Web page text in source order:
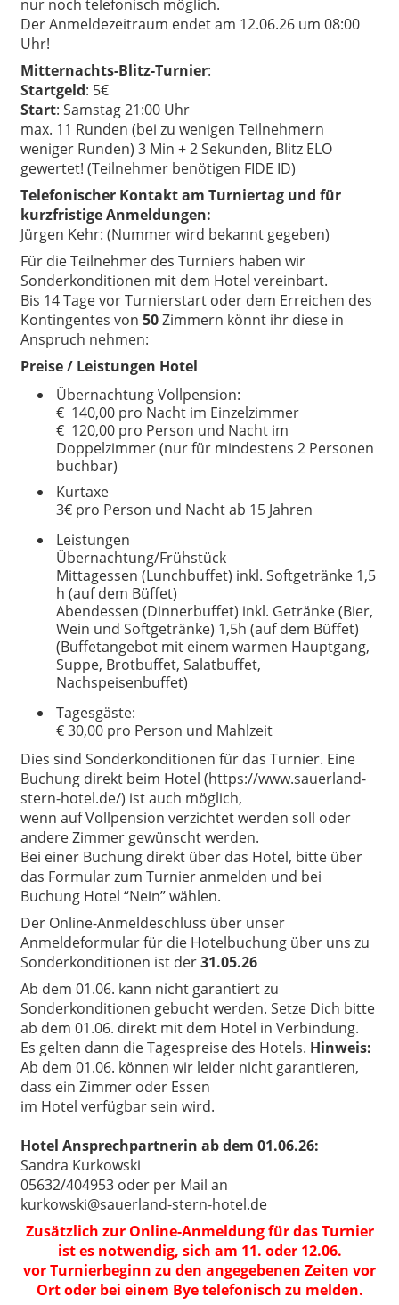
nur noch telefonisch möglich.
Der Anmeldezeitraum endet am 12.06.26 um 08:00
Uhr!
Mitternachts-Blitz-Turnier:
Startgeld: 5€
Start: Samstag 21:00 Uhr
max. 11 Runden (bei zu wenigen Teilnehmern
weniger Runden) 3 Min + 2 Sekunden, Blitz ELO
gewertet! (Teilnehmer benötigen FIDE ID)
Telefonischer Kontakt am Turniertag und für
kurzfristige Anmeldungen:
Jürgen Kehr: (Nummer wird bekannt gegeben)
Für die Teilnehmer des Turniers haben wir
Sonderkonditionen mit dem Hotel vereinbart.
Bis 14 Tage vor Turnierstart oder dem Erreichen des
Kontingentes von 50Zimmern könnt ihr diese in
Anspruch nehmen:
Preise / Leistungen Hotel
Übernachtung Vollpension:
€ 140,00 pro Nacht im Einzelzimmer
€ 120,00 pro Person und Nacht im
Doppelzimmer(nur für mindestens 2 Personen
buchbar)
Kurtaxe
3€ pro Person und Nacht ab 15 Jahren
Leistungen
Übernachtung/Frühstück
Mittagessen (Lunchbuffet) inkl. Softgetränke 1,5
h (auf dem Büffet)
Abendessen (Dinnerbuffet) inkl. Getränke (Bier,
Wein und Softgetränke) 1,5h (auf dem Büffet)
(Buffetangebot mit einem warmen Hauptgang,
Suppe, Brotbuffet, Salatbuffet,
Nachspeisenbuffet)
Tagesgäste:
€ 30,00 pro Person und Mahlzeit
Dies sind Sonderkonditionen für das Turnier. Eine
Buchung direkt beim Hotel (https://www.sauerland-
stern-hotel.de/) ist auch möglich,
wenn auf Vollpension verzichtet werden soll oder
andere Zimmer gewünscht werden.
Bei einer Buchung direkt über das Hotel, bitte über
das Formular zum Turnier anmelden und bei
Buchung Hotel “Nein” wählen.
Der Online-Anmeldeschluss über unser
Anmeldeformular für die Hotelbuchung über uns zu
Sonderkonditionen ist der31.05.26
Ab dem 01.06. kann nicht garantiert zu
Sonderkonditionen gebucht werden. Setze Dich bitte
ab dem 01.06. direkt mit dem Hotel in Verbindung.
Es gelten dann die Tagespreise des Hotels. Hinweis:
Ab dem 01.06. können wir leider nicht garantieren,
dass ein Zimmer oder Essen
im Hotel verfügbar sein wird.
Hotel Ansprechpartnerin ab dem 01.06.26:
Sandra Kurkowski
05632/404953 oder per Mail an
kurkowski@sauerland-stern-hotel.de
Zusätzlich zur Online-Anmeldung für das Turnier
ist es notwendig, sich am 11. oder 12.06.
vor Turnierbeginn zu den angegebenen Zeiten vor
Ort oder bei einem Bye telefonisch zu melden.